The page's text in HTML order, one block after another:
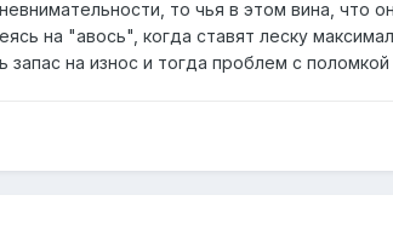
то чья в этом вина, что
на "авось", когда ставят леску
на износ и тогда проблем с поломкой